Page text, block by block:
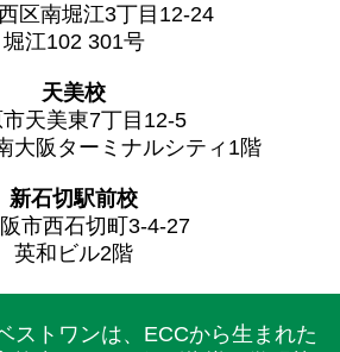
区南堀江3丁目12-24
堀江102 301号
天美校
天美東7丁目12-5
大阪ターミナルシティ1階
新石切駅前校
市西石切町3-4-27
英和ビル2階
ストワンは、ECCから生まれた